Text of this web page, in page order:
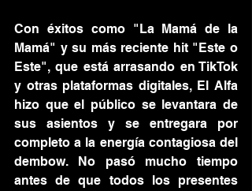
Con éxitos como "La Mamá de la
Mamá" y su más reciente hit "Este o
Este", que está arrasando en TikTok
y otras plataformas digitales, El Alfa
hizo que el público se levantara de
sus asientos y se entregara por
completo a la energía contagiosa del
dembow. No pasó mucho tiempo
antes de que todos los presentes